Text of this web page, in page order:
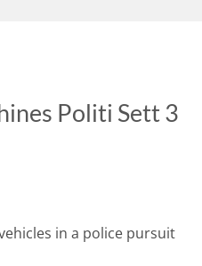
Politi Sett 3
in a police pursuit